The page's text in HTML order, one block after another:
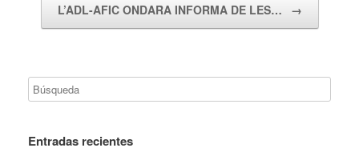
L’ADL-AFIC ONDARA INFORMA DE LES… →
Entradas recientes